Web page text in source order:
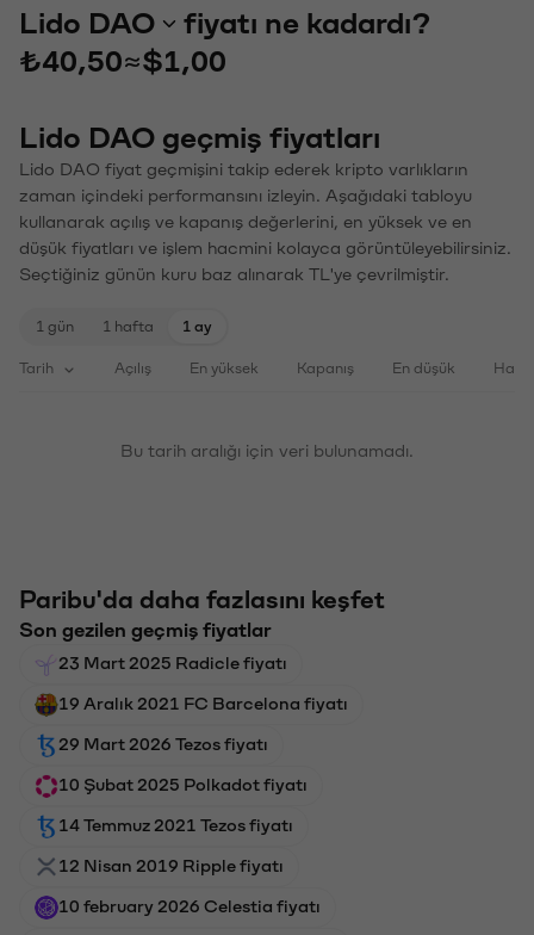
Lido DAO
fiyatı ne kadardı?
₺40,50≈$1,00
Lido DAO geçmiş fiyatları
Lido DAO fiyat geçmişini takip ederek kripto varlıkların
zaman içindeki performansını izleyin. Aşağıdaki tabloyu
kullanarak açılış ve kapanış değerlerini, en yüksek ve en
düşük fiyatları ve işlem hacmini kolayca görüntüleyebilirsiniz.
Seçtiğiniz günün kuru baz alınarak TL'ye çevrilmiştir.
1 gün 1 hafta 1 ay
Tarih Açılış En yüksek Kapanış En düşük
Bu tarih aralığı için veri bulunamadı.
Paribu'da daha fazlasını keşfet
Son gezilen geçmiş fiyatlar
23 Mart 2025 Radicle fiyatı
19 Aralık 2021 FC Barcelona fiyatı
29 Mart 2026 Tezos fiyatı
10 Şubat 2025 Polkadot fiyatı
14 Temmuz 2021 Tezos fiyatı
12 Nisan 2019 Ripple fiyatı
10 february 2026 Celestia fiyatı